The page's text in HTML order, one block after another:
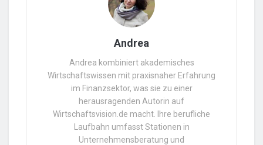
Andrea
Andrea kombiniert akademisches
Wirtschaftswissen mit praxisnaher Erfahrung
im Finanzsektor, was sie zu einer
herausragenden Autorin auf
Wirtschaftsvision.de macht. Ihre berufliche
Laufbahn umfasst Stationen in
Unternehmensberatung und